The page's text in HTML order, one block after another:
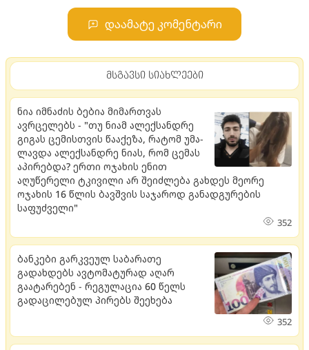
დაამატე კომენტარი
მსგავსი სიახლეები
ნია იმნაძის ბებია მიმართვას
ავრცელებს - "თუ ნიამ ალექ­სან­დრე
გი­გას ცე­მის­თვის წა­ა­ქე­ზა, რა­ტომ უმა­
ლავ­და ალექ­სან­დრე ნიას, რომ ცე­მას
აპი­რებ­და? ერთი ოჯახის ენით
აღუწერელი ტკივილი არ შეიძლება გახდეს მეორე
ოჯახის 16 წლის ბავშვის საჯაროდ განადგურების
საფუძველი"
352
ბანკები გარკვეულ საბარათე
გადახდებს ავტომატურად აღარ
გაატარებენ - რეგულაცია 60 წელს
გადაცილებულ პირებს შეეხება
352